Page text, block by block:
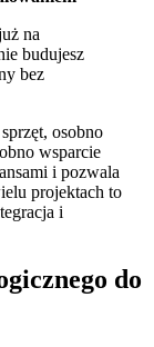
na
budujesz
bez
osobno
wsparcie
i pozwala
projektach to
i
do